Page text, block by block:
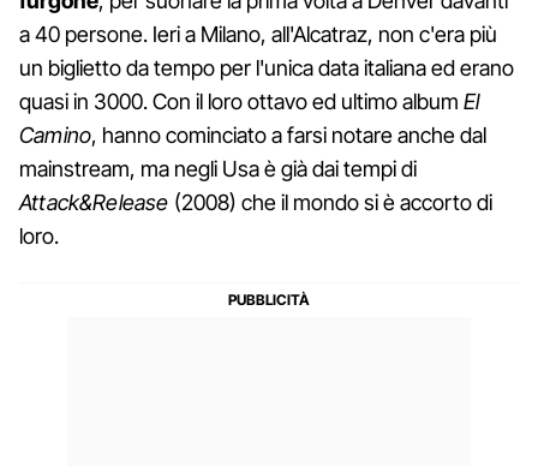
a 40 persone. Ieri a Milano, all'Alcatraz, non c'era più
un biglietto da tempo per l'unica data italiana ed erano
quasi in 3000. Con il loro ottavo ed ultimo album El
Camino, hanno cominciato a farsi notare anche dal
mainstream, ma negli Usa è già dai tempi di
Attack&Release (2008) che il mondo si è accorto di
loro.